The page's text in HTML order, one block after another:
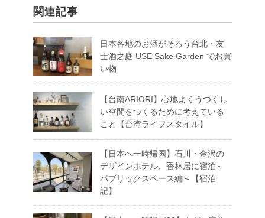
関連記事
日本各地のお酒がそろう台北・友
士酒之庭 USE Sake Garden でお買
い物
【台南ARIORI】心地よくうつくし
い空間をつくるために考えている
こと【台湾ライフスタイル】
【日本へ一時帰国】石川・金沢の
デザインホテル、香林居に宿泊～
パブリックスペース編～【宿泊
記】